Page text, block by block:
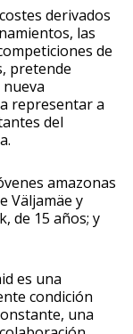
derivados
las
de
pretende
representar a
del
amazonas
Väljamäe y
de 15 años; y
es una
condición
una